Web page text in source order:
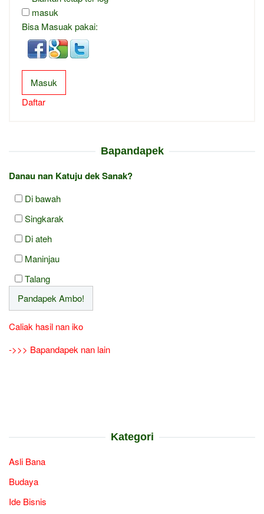
masuk
Bisa Masuak pakai:
Masuk
Daftar
Bapandapek
Danau nan Katuju dek Sanak?
Di bawah
Singkarak
Di ateh
Maninjau
Talang
Caliak hasil nan iko
->>> Bapandapek nan lain
Kategori
Asli Bana
Budaya
Ide Bisnis